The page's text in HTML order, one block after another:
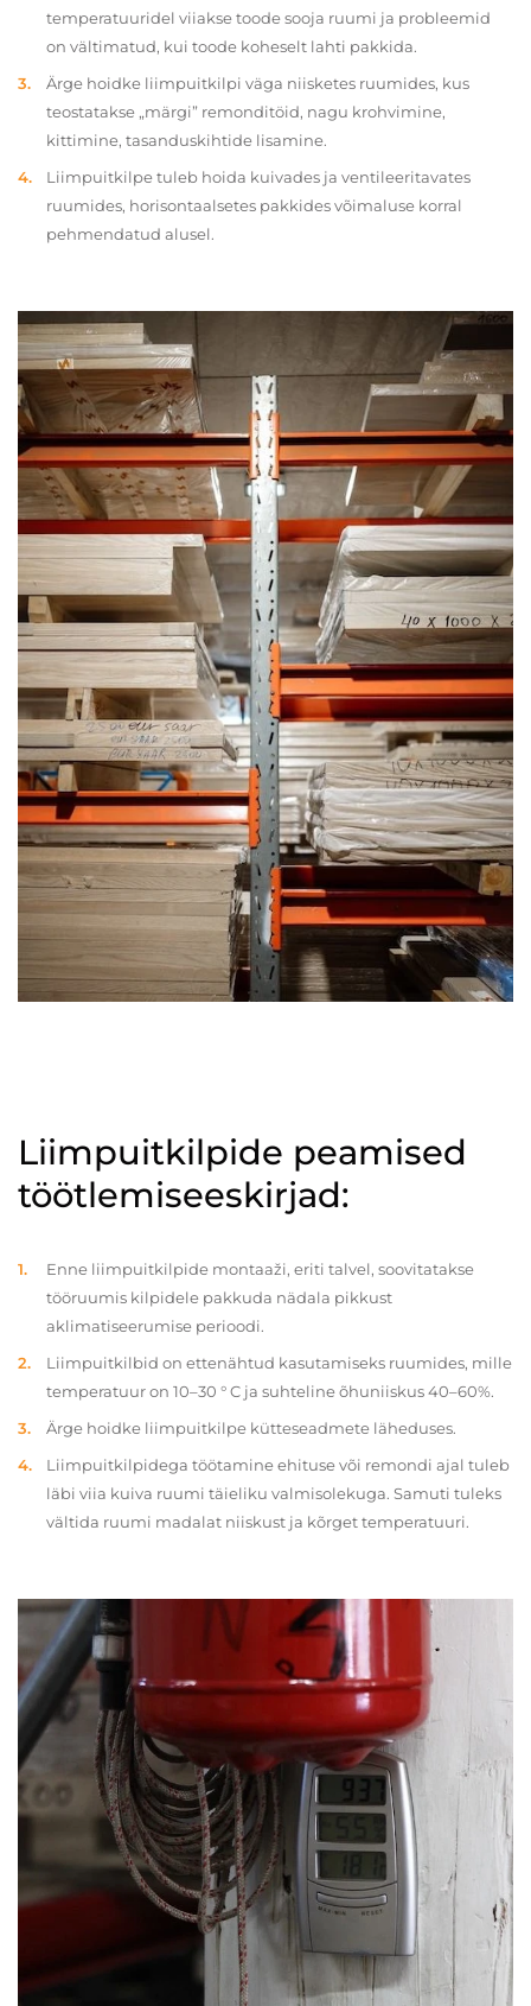
temperatuuridel viiakse toode sooja ruumi ja probleemid
on vältimatud, kui toode koheselt lahti pakkida.
Ärge hoidke liimpuitkilpi väga niisketes ruumides, kus
teostatakse „märgi” remonditöid, nagu krohvimine,
kittimine, tasanduskihtide lisamine.
Liimpuitkilpe tuleb hoida kuivades ja ventileeritavates
ruumides, horisontaalsetes pakkides võimaluse korral
pehmendatud alusel.
Liimpuitkilpide peamised
töötlemiseeskirjad:
Enne liimpuitkilpide montaaži, eriti talvel, soovitatakse
tööruumis kilpidele pakkuda nädala pikkust
aklimatiseerumise perioodi.
Liimpuitkilbid on ettenähtud kasutamiseks ruumides, mille
temperatuur on 10–30 ° C ja suhteline õhuniiskus 40–60%.
Ärge hoidke liimpuitkilpe kütteseadmete läheduses.
Liimpuitkilpidega töötamine ehituse või remondi ajal tuleb
läbi viia kuiva ruumi täieliku valmisolekuga. Samuti tuleks
vältida ruumi madalat niiskust ja kõrget temperatuuri.